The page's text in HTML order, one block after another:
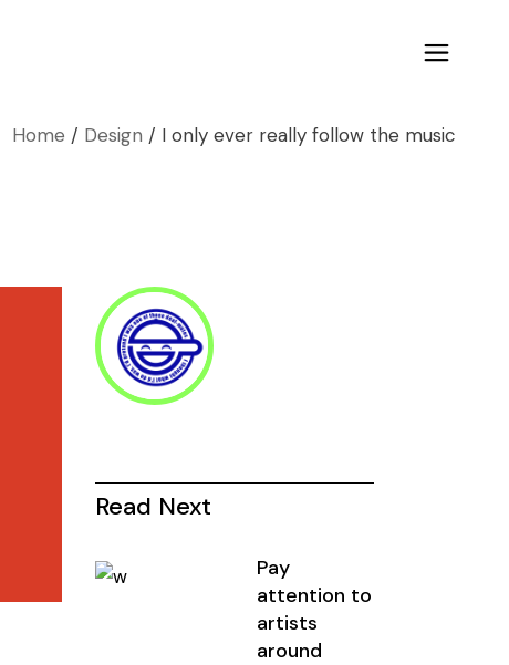
Home Design I only ever really follow the music
Read Next
Pay
attention to
artists
around